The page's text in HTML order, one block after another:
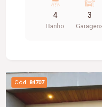
conta com 03 vagas
energia bifásica,
com ar-
e empresas. Dispõe
ampla cozinha,
serviço coberta e
4
Banho
3
Cód. 84707